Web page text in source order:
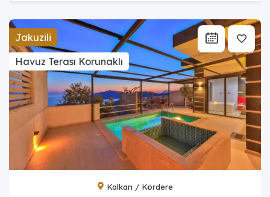
Jakuzili
Havuz Terası Korunaklı
Kalkan / Kördere